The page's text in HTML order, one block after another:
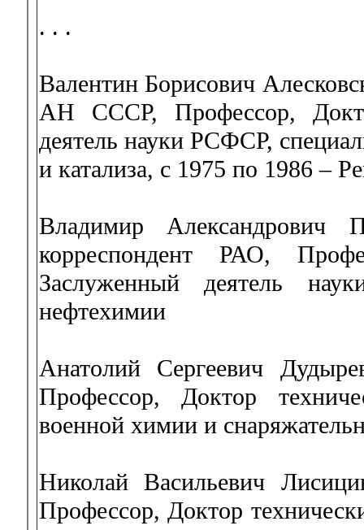
. . .
Валентин Борисович
АН СССР, Профессор,
деятель науки РСФСР,
и катализа, с 1975 по 1986 –
Владимир
корреспондент РАО,
Заслуженный деятель
нефтехимии
Анатолий Сергеевич
Профессор, Доктор
военной химии и
Николай Васильевич
Профессор, Доктор